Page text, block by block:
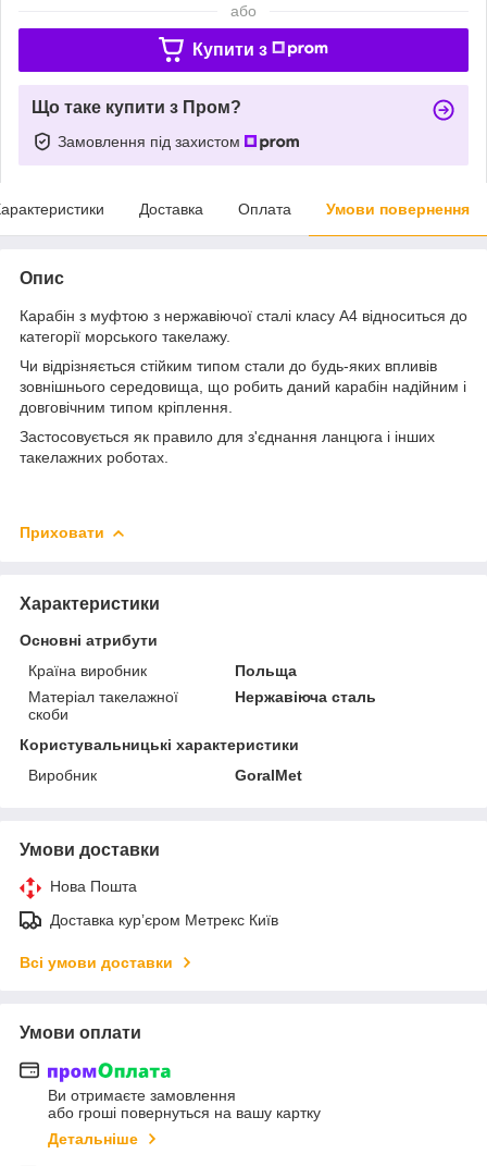
або
Купити з
Що таке купити з Пром?
Замовлення під захистом
Доставка Оплата Умови повернення
Опис
Карабін з муфтою з нержавіючої сталі класу А4 відноситься до
категорії морського такелажу.
Чи відрізняється стійким типом стали до будь-яких впливів
зовнішнього середовища, що робить даний карабін надійним і
довговічним типом кріплення.
Застосовується як правило для з'єднання ланцюга і інших
такелажних роботах.
Приховати
Характеристики
Основні атрибути
Країна виробник
Польща
Матеріал такелажної
скоби
Нержавіюча сталь
Користувальницькі характеристики
Виробник
GoralMet
Умови доставки
Нова Пошта
Доставка курʼєром Метрекс Київ
Всі умови доставки
Умови оплати
Ви отримаєте замовлення
або гроші повернуться на вашу картку
Детальніше